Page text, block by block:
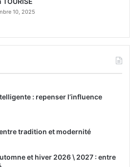
10, 2025
: repenser l’influence
tradition et modernité
et hiver 2026 \ 2027 : entre